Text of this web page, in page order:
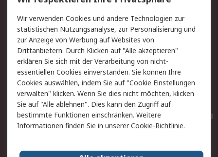
Value Added Services
Lieferlösungen
Rücksendungen
Kontakt
Hilfe
Privatkunden
Rechtliches
AGB
Datenschutz
Cookie-Richtlinie
Zahlungsbedingungen
Copyright/Impressum
Entsorgung
Elektrogeräte/Batterien
Wir verwenden Cookies und andere Technologien zur
statistischen Nutzungsanalyse, zur Personalisierung und
zur Anzeige von Werbung auf Websites von
Drittanbietern. Durch Klicken auf "Alle akzeptieren"
erklären Sie sich mit der Verarbeitung von nicht-
essentiellen Cookies einverstanden. Sie können Ihre
Cookies auswählen, indem Sie auf "Cookie Einstellungen
verwalten" klicken. Wenn Sie dies nicht möchten, klicken
Sie auf "Alle ablehnen". Dies kann den Zugriff auf
bestimmte Funktionen einschränken. Weitere
Informationen finden Sie in unsererCookie-Richtlinie.